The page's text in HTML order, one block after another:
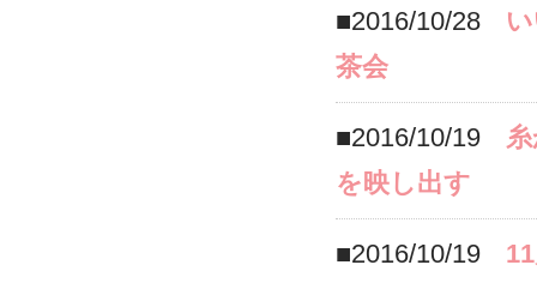
■2016/10/28
茶会
■2016/10/19
を映し出す
■2016/10/19